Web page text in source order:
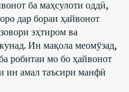
ба маҳсулоти оддӣ,
дар бораи ҳайвонот
эҳтиром ва
Ин мақола меомӯзад,
робитаи мо бо ҳайвонот
ин амал таъсири манфӣ